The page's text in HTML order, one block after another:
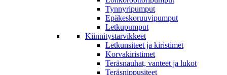
Tynnyripumput
Epäkeskoruuvipumput
Letkupumput
Kiinnitystarvikkeet
Letkunsiteet ja kiristimet
Korvakiristimet
Teräsnauhat, vanteet ja lukot
Teräsnippusiteet